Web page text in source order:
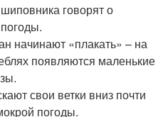
говорят о
начинают «плакать» – на
появляются маленькие
свои ветки вниз почти
погоды.